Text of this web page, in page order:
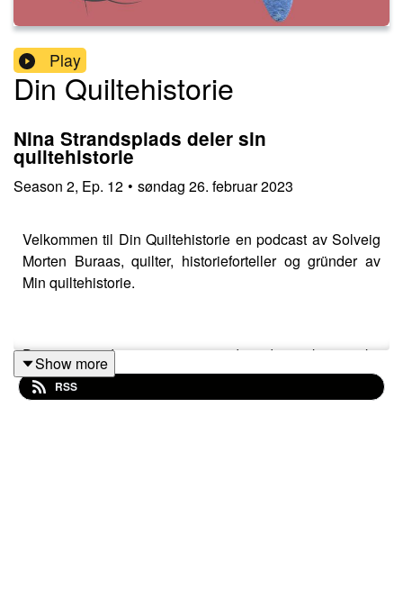
Play
Din Quiltehistorie
Nina Strandsplads deler sin
quiltehistorie
Season 2, Ep. 12 • søndag 26. februar 2023
Velkommen til Din Quiltehistorie en podcast av Solveig
Morten Buraas, quilter, historieforteller og gründer av
Min quiltehistorie.
Dette er podcasten som gir deg de unike norske
quiltehistoriene på norsk.
Show more
RSS